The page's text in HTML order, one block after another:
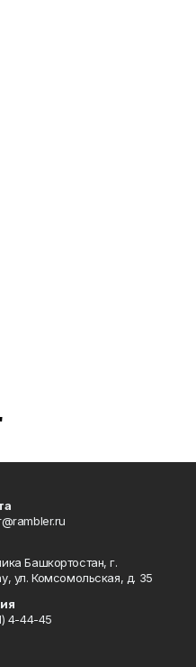
Башкортостан, г.
ул. Комсомольская, д. 35
4-44-45